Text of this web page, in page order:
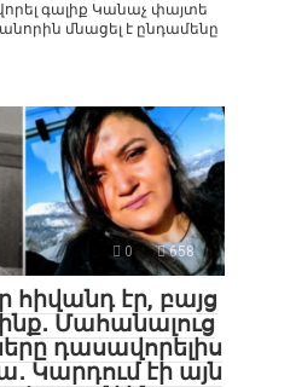
գալիք Կանաչ փայտե
մնացել է ընդամենը
0 658
հիվանդ էր, բայց
Մահանալուց
դասավորելիս
Կարդում էի այն